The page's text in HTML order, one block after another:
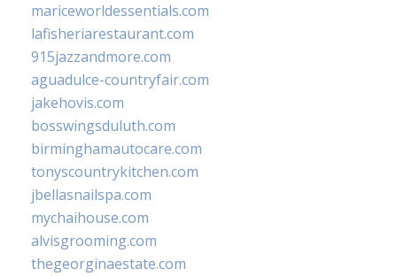
mariceworldessentials.com
lafisheriarestaurant.com
915jazzandmore.com
aguadulce-countryfair.com
jakehovis.com
bosswingsduluth.com
birminghamautocare.com
tonyscountrykitchen.com
jbellasnailspa.com
mychaihouse.com
alvisgrooming.com
thegeorginaestate.com